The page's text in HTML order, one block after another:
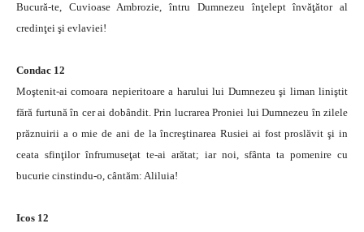
Bucură-te, Cuvioase Ambrozie, întru Dumnezeu înţelept învăţător al
credinţei şi evlaviei!
Condac 12
Moştenit-ai comoara nepieritoare a harului lui Dumnezeu şi liman liniştit
fără furtună în cer ai dobândit. Prin lucrarea Proniei lui Dumnezeu în zilele
prăznuirii a o mie de ani de la încreştinarea Rusiei ai fost proslăvit şi in
ceata sfinţilor înfrumuseţat te-ai arătat; iar noi, sfânta ta pomenire cu
bucurie cinstindu-o, cântăm: Aliluia!
Icos 12